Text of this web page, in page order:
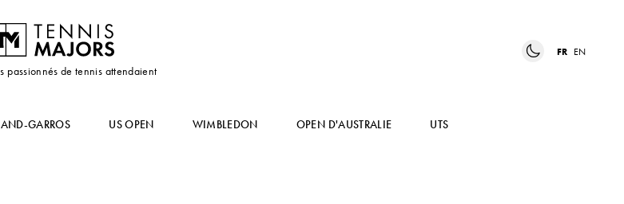
passionnés de tennis attendaient
FR EN
GARROS US OPEN WIMBLEDON OPEN D'AUSTRALIE UTS